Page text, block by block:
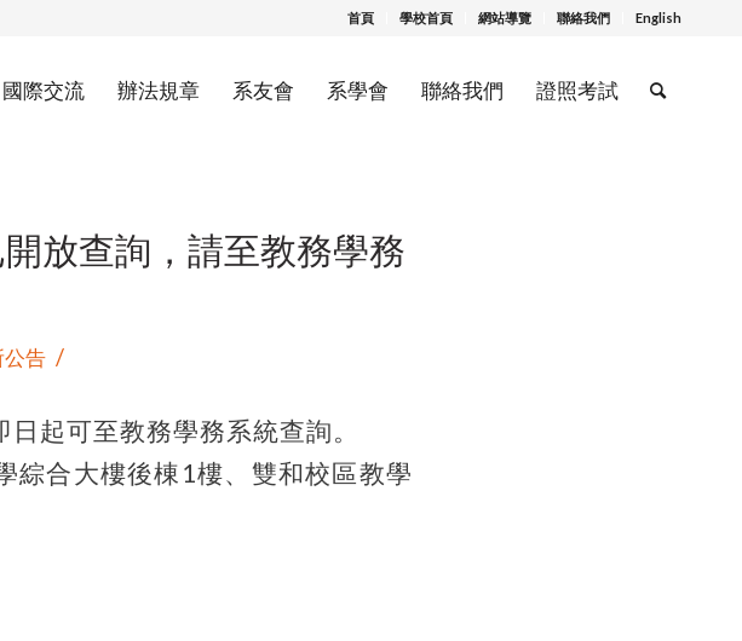
首頁 學校首頁 網站導覽 聯絡我們 English
國際交流 辦法規章 系友會 系學會 聯絡我們 證照考試
放查詢，請至教務學務
公告 /
起可至教務學務系統查詢。
綜合大樓後棟1樓、雙和校區教學